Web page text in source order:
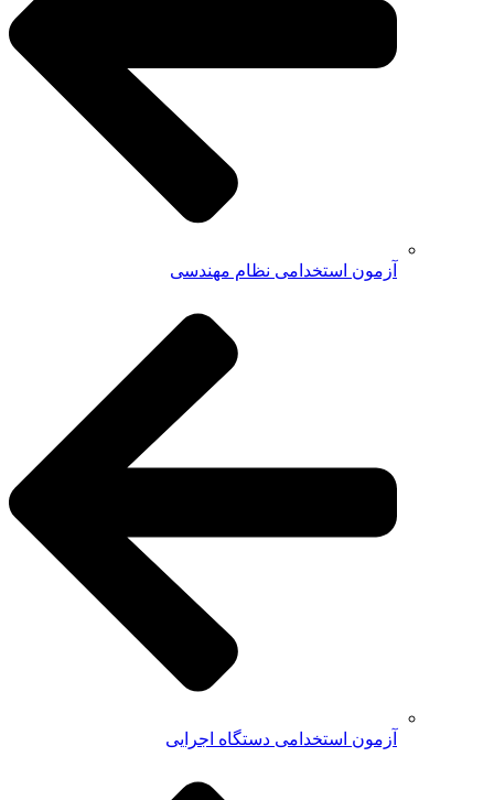
آزمون استخدامی نظام مهندسی
آزمون استخدامی دستگاه اجرایی